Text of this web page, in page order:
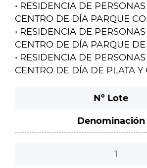
• RESIDENCIA DE
CENTRO DE DÍA PARQUE
• RESIDENCIA DE
CENTRO DE DÍA PARQUE
• RESIDENCIA DE
CENTRO DE DÍA DE PLATA Y
Nº Lote
Denominación
1